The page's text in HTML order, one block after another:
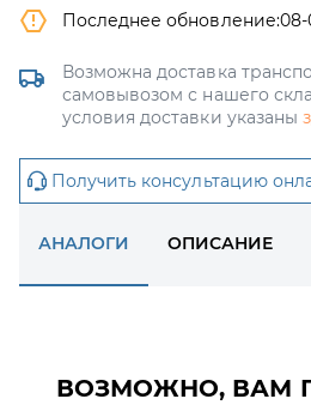
Последнее обновление:08-
Возможна доставка
самовывозом с нашего
условия доставки указаны
Получить консультацию
АНАЛОГИ ОПИСАНИЕ
ВОЗМОЖНО, ВАМ